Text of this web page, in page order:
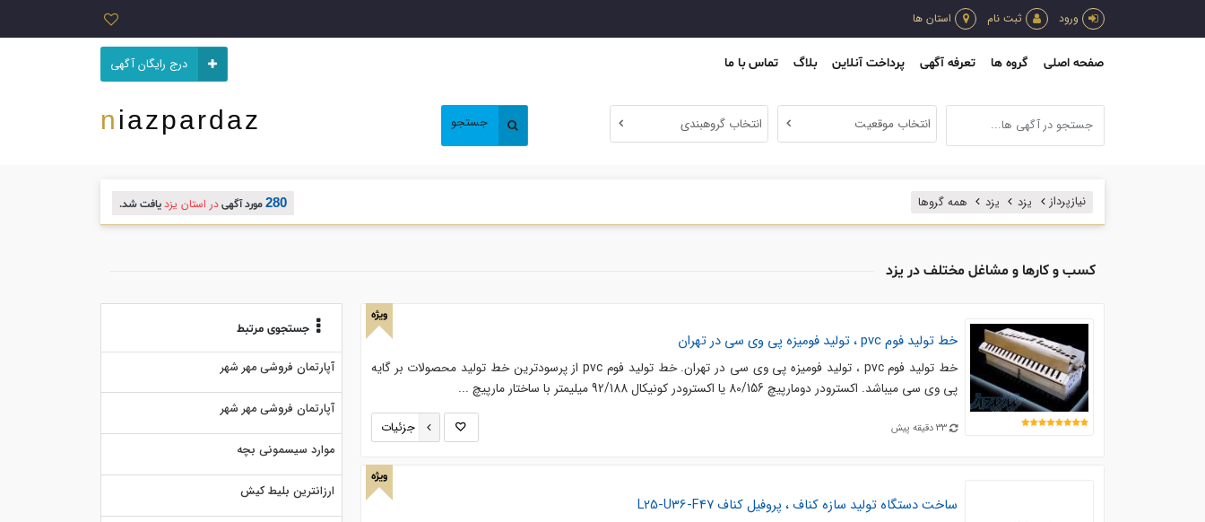
ورود ثبت نام استان ها
درج رایگان آگهی صفحه اصلی گروه ها تعرفه آگهی پرداخت آنلاین بلاگ تماس با ما
انتخاب موقعیت انتخاب گروهبندی جستجو niazpardaz
نیازپرداز یزد یزد همه گروها 280مورد آگهیدر استان یزدیافت شد.
کسب و کارها و مشاغل مختلف در یزد
ویژه
خط تولید فوم pvc ، تولید فومیزه پی وی سی در تهران
خط تولید فوم pvc ، تولید فومیزه پی وی سی در تهران. خط تولید فوم pvc از پرسودترین خط تولید محصولات بر گایه
پی وی سی میباشد. اکسترودر دومارپیچ 80/156 یا اکسترودر کونیکال 92/188 میلیمتر با ساختار مارپیچ ...
33 دقیقه پیش جزئیات
ویژه
ساخت دستگاه تولید سازه کناف ، پروفیل کناف L25-U36-F47
جستجوی مرتبط
آپارتمان فروشی مهر شهر
آپارتمان فروشی مهر شهر
موارد سیسمونی بچه
ارزانترین بلیط کیش